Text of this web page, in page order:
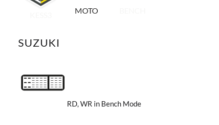
MOTO
SUZUKI
RD, WR in Bench Mode